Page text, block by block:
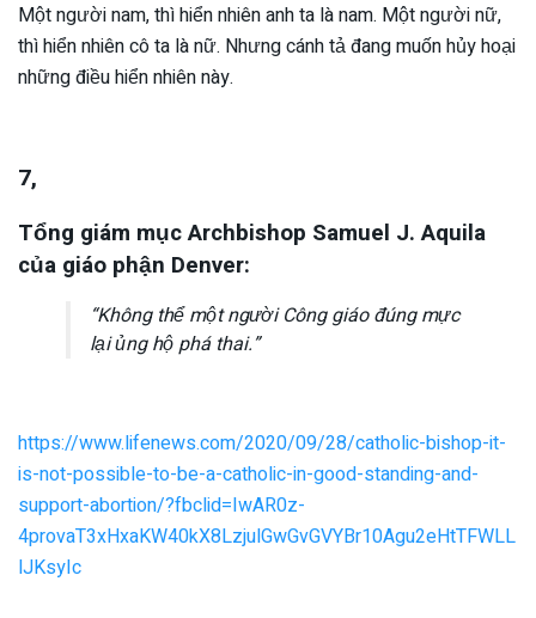
Một người nam, thì hiển nhiên anh ta là nam. Một người nữ,
thì hiển nhiên cô ta là nữ. Nhưng cánh tả đang muốn hủy hoại
những điều hiển nhiên này.
7,
Tổng giám mục Archbishop Samuel J. Aquila
của giáo phận Denver:
“Không thể một người Công giáo đúng mực
lại ủng hộ phá thai.”
https://www.lifenews.com/2020/09/28/catholic-bishop-it-
is-not-possible-to-be-a-catholic-in-good-standing-and-
support-abortion/?fbclid=IwAR0z-
4provaT3xHxaKW40kX8LzjulGwGvGVYBr10Agu2eHtTFWLL
lJKsyIc